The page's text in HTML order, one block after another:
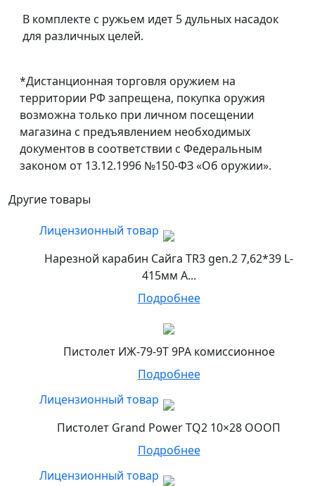
В комплекте с ружьем идет 5 дульных насадок
для различных целей.
*Дистанционная торговля оружием на
территории РФ запрещена, покупка оружия
возможна только при личном посещении
магазина с предъявлением необходимых
документов в соответствии с Федеральным
законом от 13.12.1996 №150-ФЗ «Об оружии».
Другие товары
Лицензионный товар
Нарезной карабин Сайга TR3 gen.2 7,62*39 L-
415мм А...
Подробнее
Пистолет ИЖ-79-9Т 9РА комиссионное
Подробнее
Лицензионный товар
Пистолет Grand Power TQ2 10×28 ОООП
Подробнее
Лицензионный товар